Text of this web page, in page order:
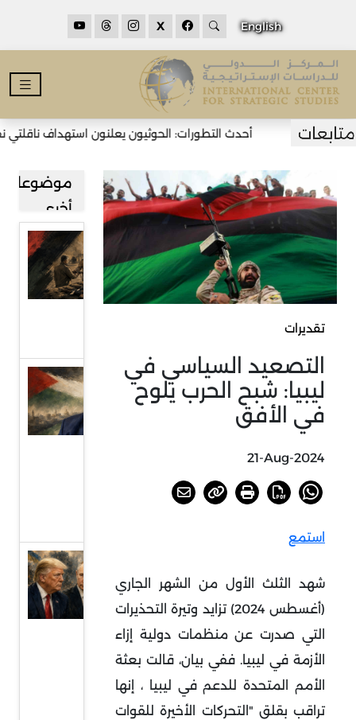
English
X
أحدث التطورات: الحوثيون يعلنون استهداف ناقلتي
تقديرات
التصعيد السياسي في
ليبيا: شبح الحرب يلوح
في الأفق
21-Aug-2024
استمع
شهد الثلث الأول من الشهر الجاري
(أغسطس 2024) تزايد وتيرة التحذيرات
التي صدرت عن منظمات دولية إزاء
الأزمة في ليبيا. ففي بيان، قالت بعثة
الأمم المتحدة للدعم في ليبيا ، إنها
تراقب بقلق "التحركات الأخيرة للقوات
موضوعات
أخرى
العراق..
بين
مشروعي
دلالات
انتخاب
وبوتين
ووعود
وقف
الحرب
الروسية
الأوكرانية